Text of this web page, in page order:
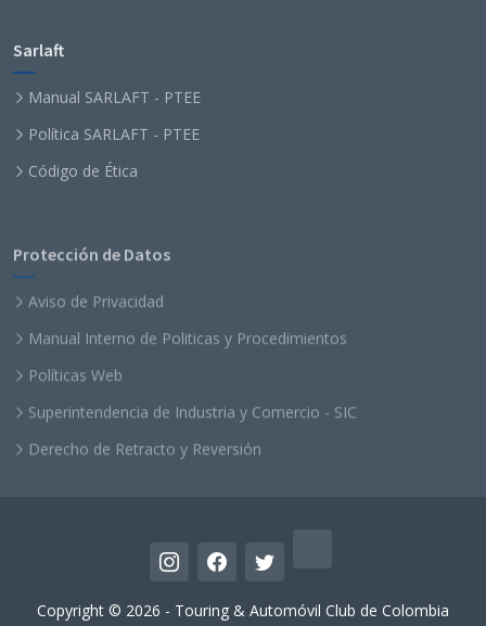
Código de Ética
Aviso de Privacidad
Manual Interno de Politicas y Procedimientos
Políticas Web
Superintendencia de Industria y Comercio - SIC
Derecho de Retracto y Reversión
Copyright © 2026 - Touring & Automóvil Club de Colombia